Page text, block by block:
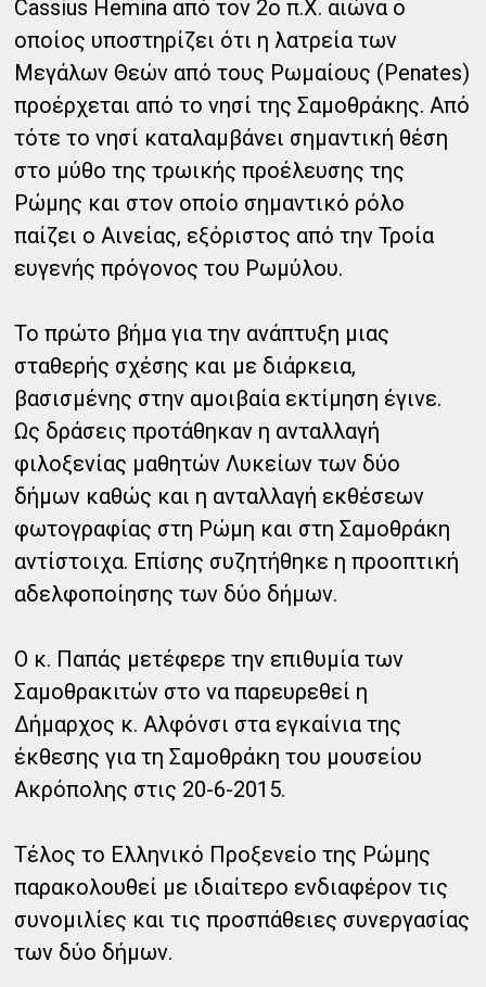
Cassius Hemina από τον 2ο π.Χ. αιώνα ο
οποίος υποστηρίζει ότι η λατρεία των
Μεγάλων Θεών από τους Ρωμαίους (Penates)
προέρχεται από το νησί της Σαμοθράκης. Από
τότε το νησί καταλαμβάνει σημαντική θέση
στο μύθο της τρωικής προέλευσης της
Ρώμης και στον οποίο σημαντικό ρόλο
παίζει ο Αινείας, εξόριστος από την Τροία
ευγενής πρόγονος του Ρωμύλου.
Το πρώτο βήμα για την ανάπτυξη μιας
σταθερής σχέσης και με διάρκεια,
βασισμένης στην αμοιβαία εκτίμηση έγινε.
Ως δράσεις προτάθηκαν η ανταλλαγή
φιλοξενίας μαθητών Λυκείων των δύο
δήμων καθώς και η ανταλλαγή εκθέσεων
φωτογραφίας στη Ρώμη και στη Σαμοθράκη
αντίστοιχα. Επίσης συζητήθηκε η προοπτική
αδελφοποίησης των δύο δήμων.
Ο κ. Παπάς μετέφερε την επιθυμία των
Σαμοθρακιτών στο να παρευρεθεί η
Δήμαρχος κ. Αλφόνσι στα εγκαίνια της
έκθεσης για τη Σαμοθράκη του μουσείου
Ακρόπολης στις 20-6-2015.
Τέλος το Ελληνικό Προξενείο της Ρώμης
παρακολουθεί με ιδιαίτερο ενδιαφέρον τις
συνομιλίες και τις προσπάθειες συνεργασίας
των δύο δήμων.